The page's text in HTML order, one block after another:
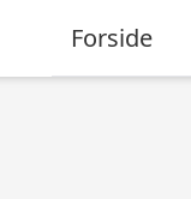
Forside